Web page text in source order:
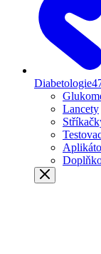
Diabetologie
Lancety